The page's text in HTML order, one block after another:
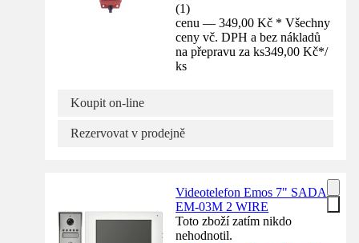
(1)
cenu — 349,00 Kč * Všechny
ceny vč. DPH a bez nákladů
na přepravu za ks349,00 Kč*/
ks
Koupit on-line
Rezervovat v prodejně
Videotelefon Emos 7" SADA
EM-03M 2 WIRE
Toto zboží zatím nikdo
nehodnotil.